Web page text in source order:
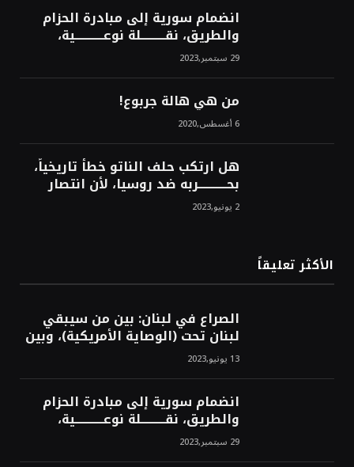
انضمام سورية إلى مبادرة الحزام
والطريق، نقــــــــــلة نوعــــــــــــية،
استراتيجية، تاريخية، نهائية، نحو
الشرق!محمد محسن29 سبتمبر,2023
من هي هالة جربوع!
6 أغسطس,2020
هل ارتكب حلف الناتو خطأً تاريخياً،
بحــــــــــــربه ضد روسيا، لأن انتصار
روسيا الحتمي، سيفتت الناتو!محمد
محسن 2 يونيو,2023
الأكثر تعليقاً
الصراع في لبنان: بين من سيبقي
لبنان تحت (الوصاية الأمريكية)، وبين
من سيخرج لبنان من النفق الغربي!
محمد محسن13 يونيو,2023
انضمام سورية إلى مبادرة الحزام
والطريق، نقــــــــــلة نوعــــــــــــية،
استراتيجية، تاريخية، نهائية، نحو
الشرق!محمد محسن29 سبتمبر,2023